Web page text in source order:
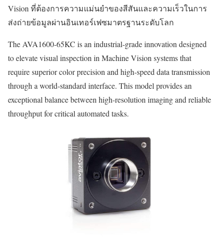
Vision ที่ต้องการความแม่นยำของสีสันและความเร็วในการ
ส่งถ่ายข้อมูลผ่านอินเทอร์เฟซมาตรฐานระดับโลก
The AVA1600-65KC is an industrial-grade innovation designed
to elevate visual inspection in Machine Vision systems that
require superior color precision and high-speed data transmission
through a world-standard interface. This model provides an
exceptional balance between high-resolution imaging and reliable
throughput for critical automated tasks.